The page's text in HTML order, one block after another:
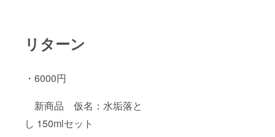
リターン
・6000円
新商品 仮名：水垢落と
し 150mlセット